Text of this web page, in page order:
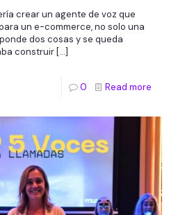
crear un agente de voz que
un e-commerce, no solo una
dos cosas y se queda
construir […]
0 Read more